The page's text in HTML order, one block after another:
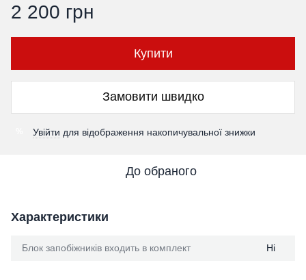
2 200 грн
Купити
Замовити швидко
Увійти для відображення накопичувальної знижки
До обраного
Характеристики
Блок запобіжників входить в комплект Ні